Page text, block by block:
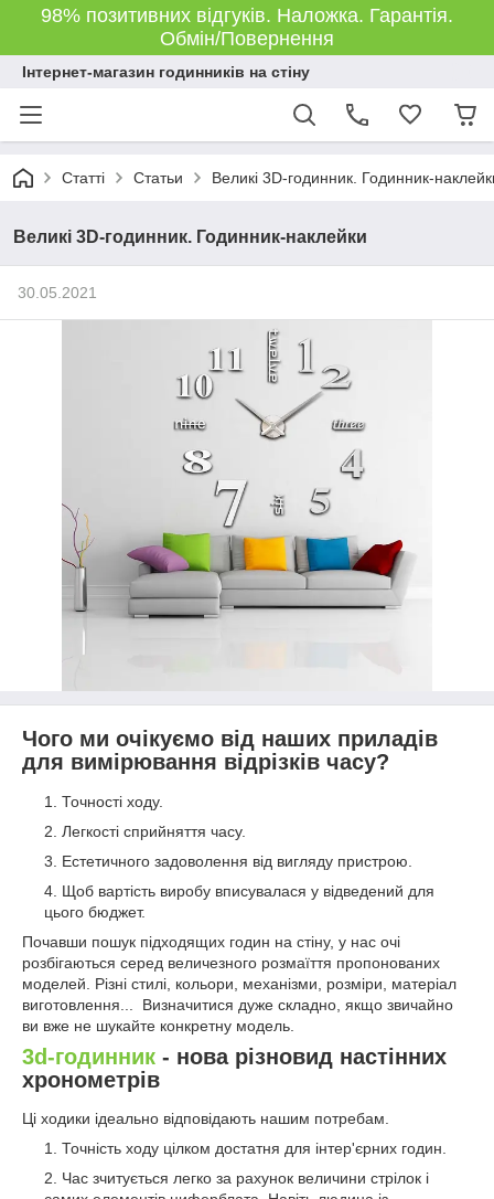
98% позитивних відгуків. Наложка. Гарантія.
Обмін/Повернення
Інтернет-магазин годинників на стіну
Статті Статьи Великі 3D-годинник. Годинник-
Великі 3D-годинник. Годинник-наклейки
30.05.2021
Чого ми очікуємо від наших приладів
для вимірювання відрізків часу?
Точності ходу.
Легкості сприйняття часу.
Естетичного задоволення від вигляду пристрою.
Щоб вартість виробу вписувалася у відведений для
цього бюджет.
Почавши пошук підходящих годин на стіну, у нас очі
розбігаються серед величезного розмаїття пропонованих
моделей. Різні стилі, кольори, механізми, розміри, матеріал
виготовлення...
Визначитися дуже складно, якщо звичайно
ви вже не шукайте конкретну модель.
3d-годинник - нова різновид настінних
хронометрів
Ці ходики ідеально відповідають нашим потребам.
Точність ходу цілком достатня для інтер'єрних годин.
Час зчитується легко за рахунок величини стрілок і